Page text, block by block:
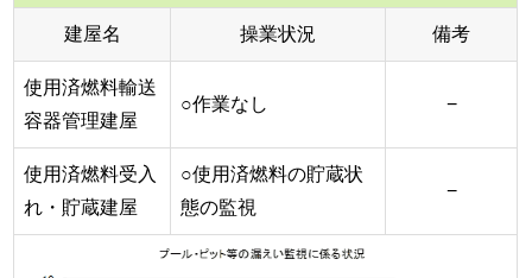
建屋名 操業状況 備考
使用済燃料輸送
容器管理建屋
○作業なし −
使用済燃料受入
れ・貯蔵建屋
○使用済燃料の貯蔵状
態の監視
−